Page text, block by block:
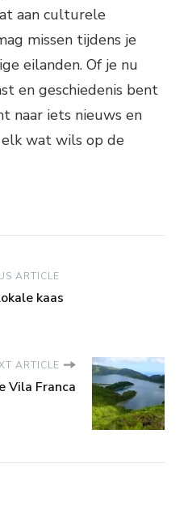
aan culturele
missen tijdens je
eilanden. Of je nu
en geschiedenis bent
naar iets nieuws en
elk wat wils op de
ARTICLE
kaas
ARTICLE
Vila Franca